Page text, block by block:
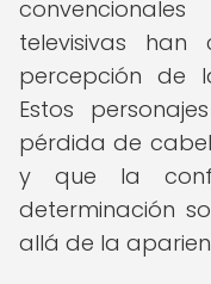
televisivas
percepción de
Estos
pérdida de
y que la
determinación
allá de la